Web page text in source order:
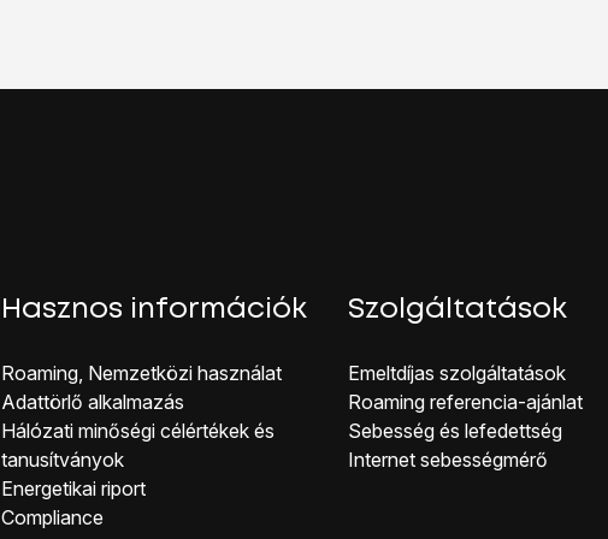
Hasznos információk
Roaming, Nemzetközi használat
Adattörlő alkalmazás
Hálózati minőségi célérté kek és
tanusítványok
Energetikai riport
Co mpliance
Szolgáltatások
Emeltdíjas szolgáltatások
Roaming referencia-ajánlat
Sebesség és lefedettség
Internet sebességmérő